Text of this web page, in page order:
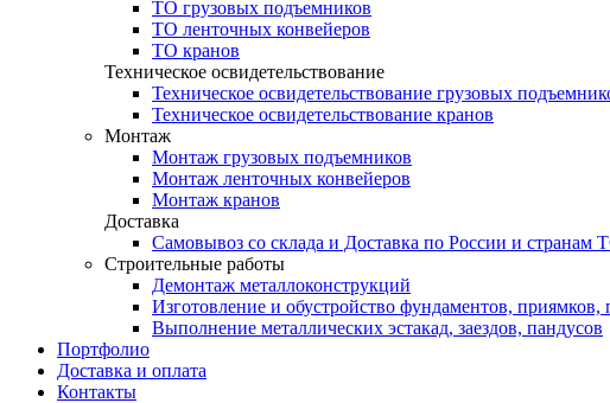
ТО грузовых подъемников
ТО ленточных конвейеров
ТО кранов
Техническое освидетельствование
Техническое освидетельствование грузовых
Техническое освидетельствование кранов
Монтаж
Монтаж грузовых подъемников
Монтаж ленточных конвейеров
Монтаж кранов
Доставка
Самовывоз со склада и Доставка по России и странам
Строительные работы
Демонтаж металлоконструкций
Изготовление и обустройство фундаментов,
Выполнение металлических эстакад, заездов, пандусов
Портфолио
Доставка и оплата
Контакты